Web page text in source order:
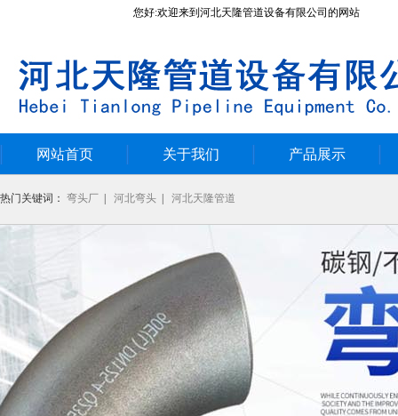
您好:欢迎来到河北天隆管道设备有限公司的网站
网站首页 关于我们 产品展示
热门关键词： 弯头厂 河北弯头 河北天隆管道